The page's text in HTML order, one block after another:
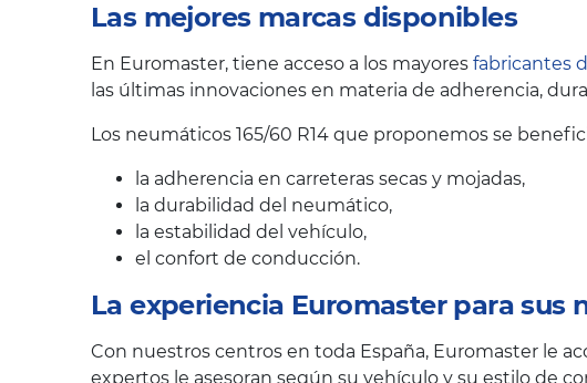
Las mejores marcas disponibles
En Euromaster, tiene acceso a los mayores fabricantes
las últimas innovaciones en materia de adherencia,
Los neumáticos 165/60 R14 que proponemos se
la adherencia en carreteras secas y mojadas,
la durabilidad del neumático,
la estabilidad del vehículo,
el confort de conducción.
La experiencia Euromaster para sus
Con nuestros centros en toda España, Euromaster le
expertos le asesoran según su vehículo y su estilo de